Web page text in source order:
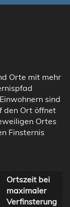
Orte mit mehr
sind
den Ort öffnet
Ortes
Finsternis
Ortszeit bei
maximaler
Verfinsterung